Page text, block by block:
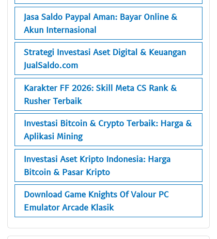
Jasa Saldo Paypal Aman: Bayar Online &
Akun Internasional
Strategi Investasi Aset Digital & Keuangan
JualSaldo.com
Karakter FF 2026: Skill Meta CS Rank &
Rusher Terbaik
Investasi Bitcoin & Crypto Terbaik: Harga &
Aplikasi Mining
Investasi Aset Kripto Indonesia: Harga
Bitcoin & Pasar Kripto
Download Game Knights Of Valour PC
Emulator Arcade Klasik